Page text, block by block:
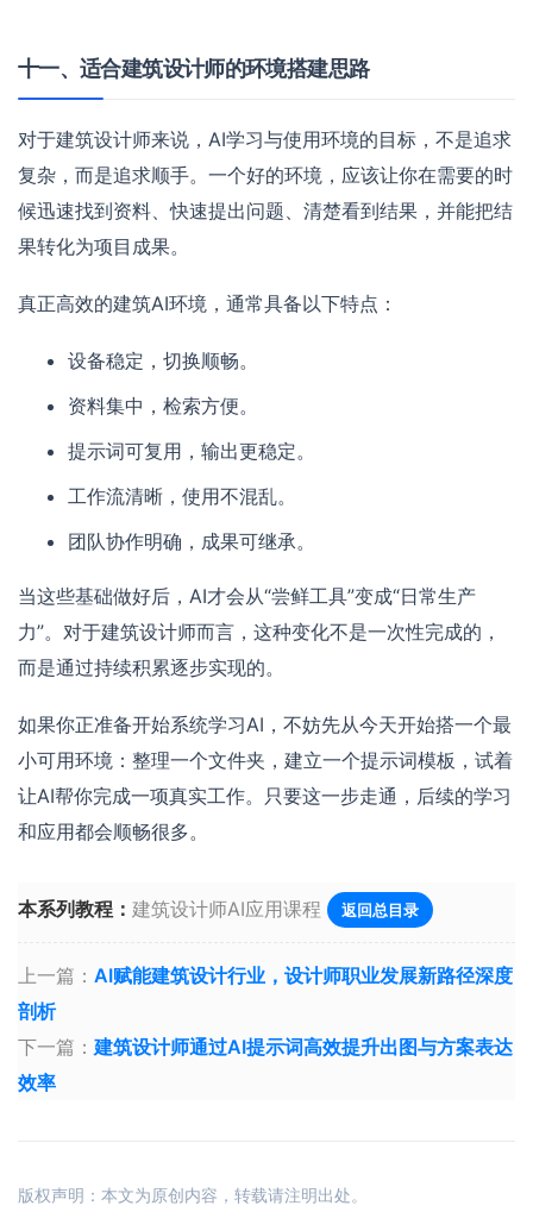
十一、适合建筑设计师的环境搭建思路
对于建筑设计师来说，AI学习与使用环境的目标，不是追求
复杂，而是追求顺手。一个好的环境，应该让你在需要的时
候迅速找到资料、快速提出问题、清楚看到结果，并能把结
果转化为项目成果。
真正高效的建筑AI环境，通常具备以下特点：
设备稳定，切换顺畅。
资料集中，检索方便。
提示词可复用，输出更稳定。
工作流清晰，使用不混乱。
团队协作明确，成果可继承。
当这些基础做好后，AI才会从“尝鲜工具”变成“日常生产
力”。对于建筑设计师而言，这种变化不是一次性完成的，
而是通过持续积累逐步实现的。
如果你正准备开始系统学习AI，不妨先从今天开始搭一个最
小可用环境：整理一个文件夹，建立一个提示词模板，试着
让AI帮你完成一项真实工作。只要这一步走通，后续的学习
和应用都会顺畅很多。
本系列教程： 建筑设计师AI应用课程 返回总目录
上一篇： AI赋能建筑设计行业，设计师职业发展新路径深度
剖析
下一篇： 建筑设计师通过AI提示词高效提升出图与方案表达
效率
版权声明：本文为原创内容，转载请注明出处。